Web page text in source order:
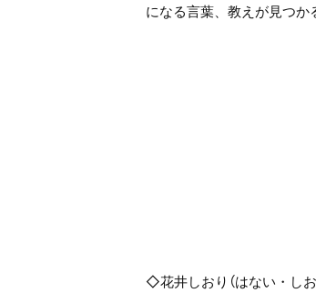
になる言葉、教えが見つか
◇花井しおり（はない・しお